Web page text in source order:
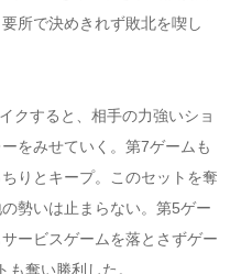
所で決めきれず敗北を喫し
クすると、相手の力強いショ
をみせていく。第7ゲームも
りとキープ。このセットを奪
勢いは止まらない。第5ゲー
ービスゲームを落とさずゲー
奪い勝利した。